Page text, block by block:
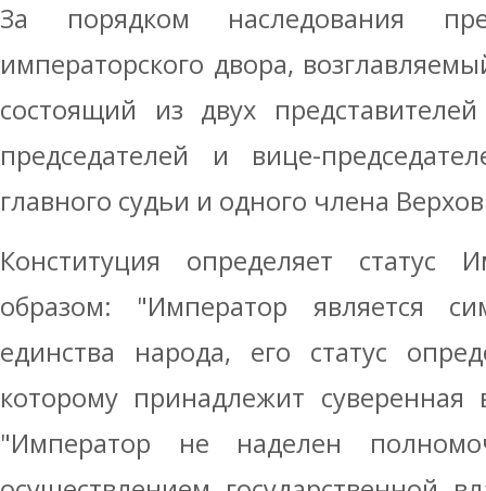
За порядком наследования
императорского двора,
состоящий из двух
председателей и вице-
главного судьи и одного члена
Конституция определяет статус
образом: "Император является
единства народа, его статус
которому принадлежит суверенная
"Император не наделен